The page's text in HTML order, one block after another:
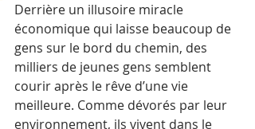
Derrière un illusoire miracle
économique qui laisse beaucoup de
gens sur le bord du chemin, des
milliers de jeunes gens semblent
courir après le rêve d’une vie
meilleure. Comme dévorés par leur
environnement, ils vivent dans le